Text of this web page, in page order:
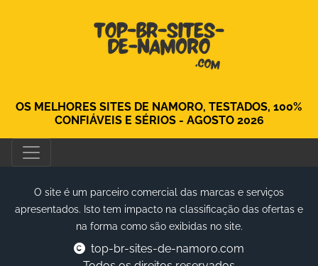
OS MELHORES SITES DE NAMORO, TESTADOS, 100%
CONFIÁVEIS ​​E SÉRIOS - AGOSTO 2026
O site é um parceiro comercial das marcas e serviços
apresentados. Isto tem impacto na classificação das ofertas e
na forma como são exibidas no site.
top-br-sites-de-namoro.com